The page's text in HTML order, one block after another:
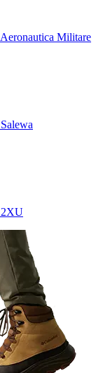
Aeronautica Militare
Salewa
2XU